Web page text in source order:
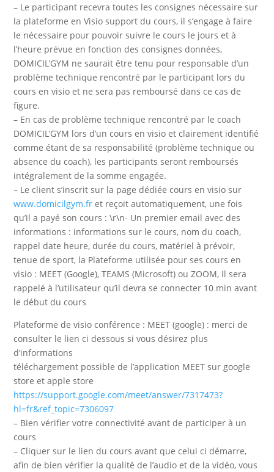
– Le participant recevra toutes les consignes nécessaire sur
la plateforme en Visio support du cours, il s’engage à faire
le nécessaire pour pouvoir suivre le cours le jours et à
l’heure prévue en fonction des consignes données,
DOMICIL’GYM ne saurait être tenu pour responsable d’un
problème technique rencontré par le participant lors du
cours en visio et ne sera pas remboursé dans ce cas de
figure.
– En cas de problème technique rencontré par le coach
DOMICIL’GYM lors d’un cours en visio et clairement identifié
comme étant de sa responsabilité (problème technique ou
absence du coach), les participants seront remboursés
intégralement de la somme engagée.
– Le client s’inscrit sur la page dédiée cours en visio sur
www.domicilgym.fr et reçoit automatiquement, une fois
qu’il a payé son cours : \r\n- Un premier email avec des
informations : informations sur le cours, nom du coach,
rappel date heure, durée du cours, matériel à prévoir,
tenue de sport, la Plateforme utilisée pour ses cours en
visio : MEET (Google), TEAMS (Microsoft) ou ZOOM, Il sera
rappelé à l’utilisateur qu’il devra se connecter 10 min avant
le début du cours
Plateforme de visio conférence : MEET (google) : merci de
consulter le lien ci dessous si vous désirez plus
d’informations
téléchargement possible de l’application MEET sur google
store et apple store
https://support.google.com/meet/answer/7317473?
hl=fr&ref_topic=7306097
– Bien vérifier votre connectivité avant de participer à un
cours
– Cliquer sur le lien du cours avant que celui ci démarre,
afin de bien vérifier la qualité de l’audio et de la vidéo, vous